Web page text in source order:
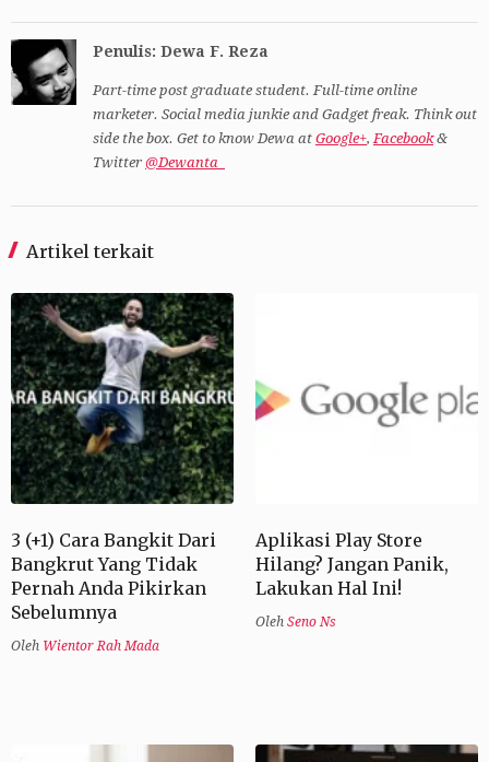
Penulis: Dewa F. Reza
Part-time post graduate student. Full-time online
marketer. Social media junkie and Gadget freak. Think out
side the box. Get to know Dewa at Google+,Facebook&
Twitter @Dewanta_
Artikel terkait
3 (+1) Cara Bangkit Dari
Bangkrut Yang Tidak
Pernah Anda Pikirkan
Sebelumnya
Oleh Wientor Rah Mada
Aplikasi Play Store
Hilang? Jangan Panik,
Lakukan Hal Ini!
Oleh Seno Ns